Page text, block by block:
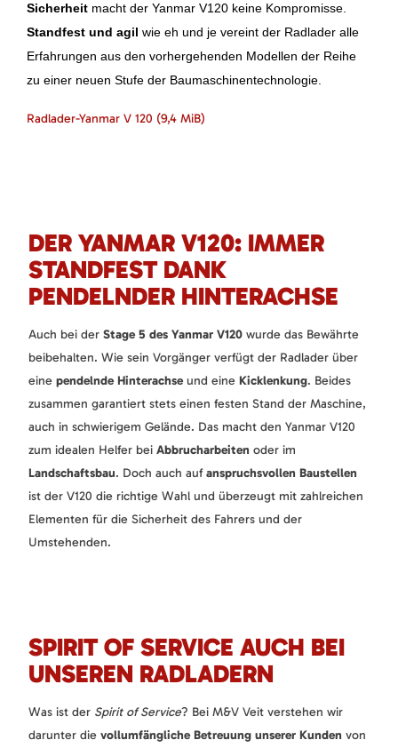
Sicherheit macht der Yanmar V120 keine Kompromisse.
Standfest und agil wie eh und je vereint der Radlader alle
Erfahrungen aus den vorhergehenden Modellen der Reihe
zu einer neuen Stufe der Baumaschinentechnologie.
Radlader-Yanmar V 120 (9,4 MiB)
DER YANMAR V120: IMMER
STANDFEST DANK
PENDELNDER HINTERACHSE
Auch bei der Stage 5 des Yanmar V120 wurde das Bewährte
beibehalten. Wie sein Vorgänger verfügt der Radlader über
eine pendelnde Hinterachseund eine Kicklenkung. Beides
zusammen garantiert stets einen festen Stand der Maschine,
auch in schwierigem Gelände. Das macht den Yanmar V120
zum idealen Helfer bei Abbrucharbeiten oder im
Landschaftsbau. Doch auch aufanspruchsvollen Baustellen
ist der V120 die richtige Wahl und überzeugt mit zahlreichen
Elementen für die Sicherheit des Fahrers und der
Umstehenden.
SPIRIT OF SERVICE AUCH BEI
UNSEREN RADLADERN
Was ist der Spirit of Service? Bei M&V Veit verstehen wir
darunter die vollumfängliche Betreuung unserer Kunden von